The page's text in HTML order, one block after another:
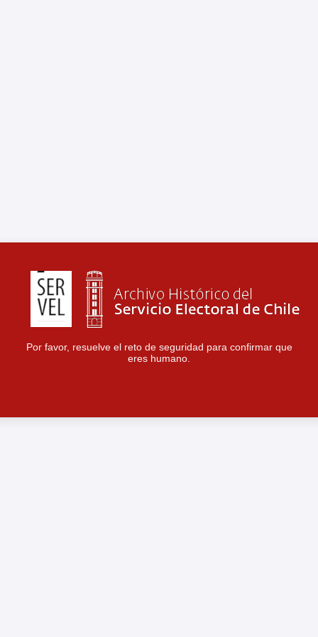
Por favor, resuelve el reto de seguridad para confirmar que
eres humano.